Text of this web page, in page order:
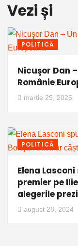
Vezi și
POLITICĂ
Nicuşor Dan
Românie
martie 29, 2025
POLITICĂ
Elena
premier pe
alegerile
august 28, 2024